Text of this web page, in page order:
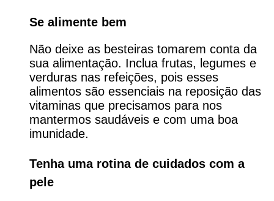
Se alimente bem
Não deixe as besteiras tomarem conta da
sua alimentação. Inclua frutas, legumes e
verduras nas refeições, pois esses
alimentos são essenciais na reposição das
vitaminas que precisamos para nos
mantermos saudáveis e com uma boa
imunidade.
Tenha uma rotina de cuidados com a
pele